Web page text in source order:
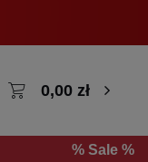
0,00 zł
% Sale %